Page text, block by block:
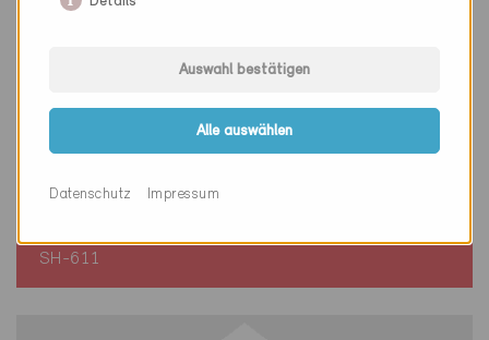
Minergie
SH-611
Auswahl bestätigen
Alle auswählen
Datenschutz Impressum